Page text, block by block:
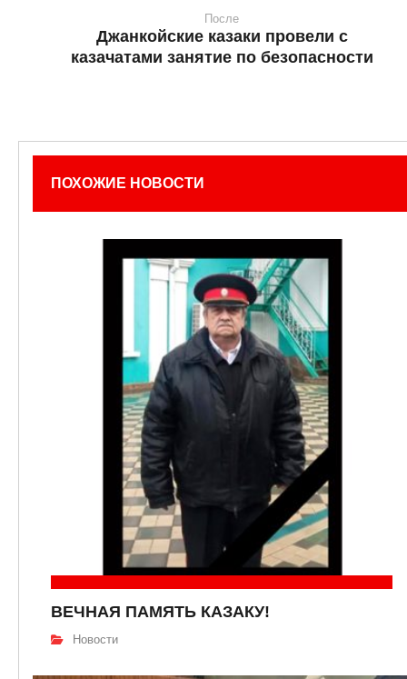
После
Джанкойские казаки провели с
казачатами занятие по безопасности
ПОХОЖИЕ НОВОСТИ
ВЕЧНАЯ ПАМЯТЬ КАЗАКУ!
Новости